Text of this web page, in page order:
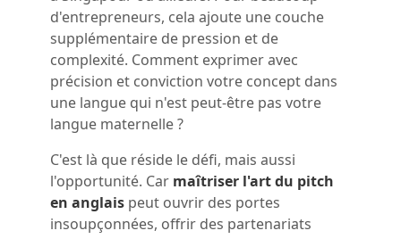
d'entrepreneurs, cela ajoute une couche
supplémentaire de pression et de
complexité. Comment exprimer avec
précision et conviction votre concept dans
une langue qui n'est peut-être pas votre
langue maternelle ?
C'est là que réside le défi, mais aussi
l'opportunité. Car maîtriser l'art du pitch
en anglais peut ouvrir des portes
insoupçonnées, offrir des partenariats